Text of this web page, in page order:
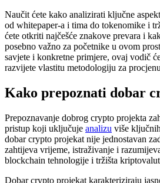
Naučit ćete kako analizirati ključne
od whitepaper-a i tima do tokenomike i
ćete otkriti najčešće znakove prevara i
posebno važno za početnike u ovom
savjete i konkretne primjere, ovaj vodič
razvijete vlastitu metodologiju za
Kako prepoznati dobar
Prepoznavanje dobrog crypto projekta
pristup koji uključuje analizu više
dobar crypto projekat nije jednostavan
zahtijeva vrijeme, istraživanje i
blockchain tehnologije i tržišta
Dobar crypto projekat karakteriziraju